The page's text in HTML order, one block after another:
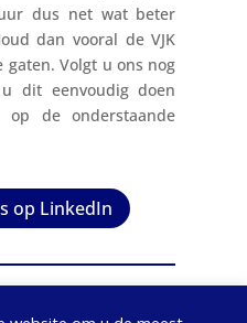
dus net wat beter
dan vooral de VJK
gaten. Volgt u ons nog
dit eenvoudig doen
de onderstaande
op LinkedIn